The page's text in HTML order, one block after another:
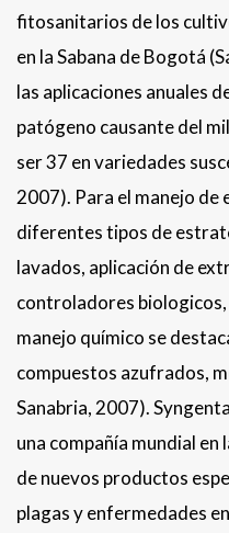
fitosanitarios de los
en la Sabana de Bogotá
las aplicaciones anuales
patógeno causante del
ser 37 en variedades
2007). Para el manejo de
diferentes tipos de
lavados, aplicación de
controladores
manejo químico se
compuestos azufrados,
Sanabria, 2007).
una compañía mundial
de nuevos productos
plagas y enfermedades